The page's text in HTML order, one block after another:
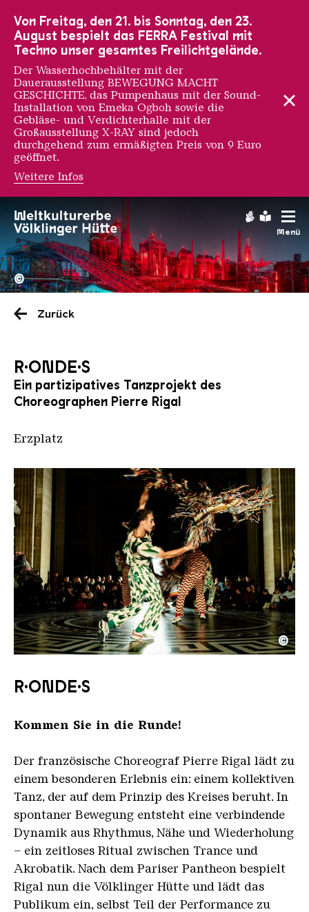
Menü
Hochofengruppe in Rot
Copyright:
©
Zurück
R·ONDE·S
Ein partizipatives Tanzprojekt des
Choreographen Pierre Rigal
Erzplatz
Cyril Zannettacci Agence VU R ONDE S
Copyright: Cyril ZANNETTACCI
©
R·ONDE·S
Kommen Sie in die Runde!
Der französische Choreograf Pierre Rigal lädt zu
einem besonderen Erlebnis ein: einem kollektiven
Tanz, der auf dem Prinzip des Kreises beruht. In
spontaner Bewegung entsteht eine verbindende
Dynamik aus Rhythmus, Nähe und Wiederholung
– ein zeitloses Ritual zwischen Trance und
Akrobatik. Nach dem Pariser Pantheon bespielt
Rigal nun die Völklinger Hütte und lädt das
Publikum ein, selbst Teil der Performance zu
Von Freitag, den 21. bis Sonntag, den 23.
August bespielt das FERRA Festival mit
Techno unser gesamtes Freilichtgelände.
Der Wasserhochbehälter mit der
Dauerausstellung BEWEGUNG MACHT
GESCHICHTE, das Pumpenhaus mit der Sound-
Installation von Emeka Ogboh sowie die
Gebläse- und Verdichterhalle mit der
Großausstellung X-RAY sind jedoch
durchgehend zum ermäßigten Preis von 9 Euro
geöffnet.
Weitere Infos